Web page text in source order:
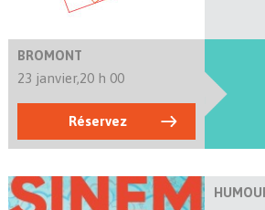
BROMONT
23 janvier,20 h 00
Réservez